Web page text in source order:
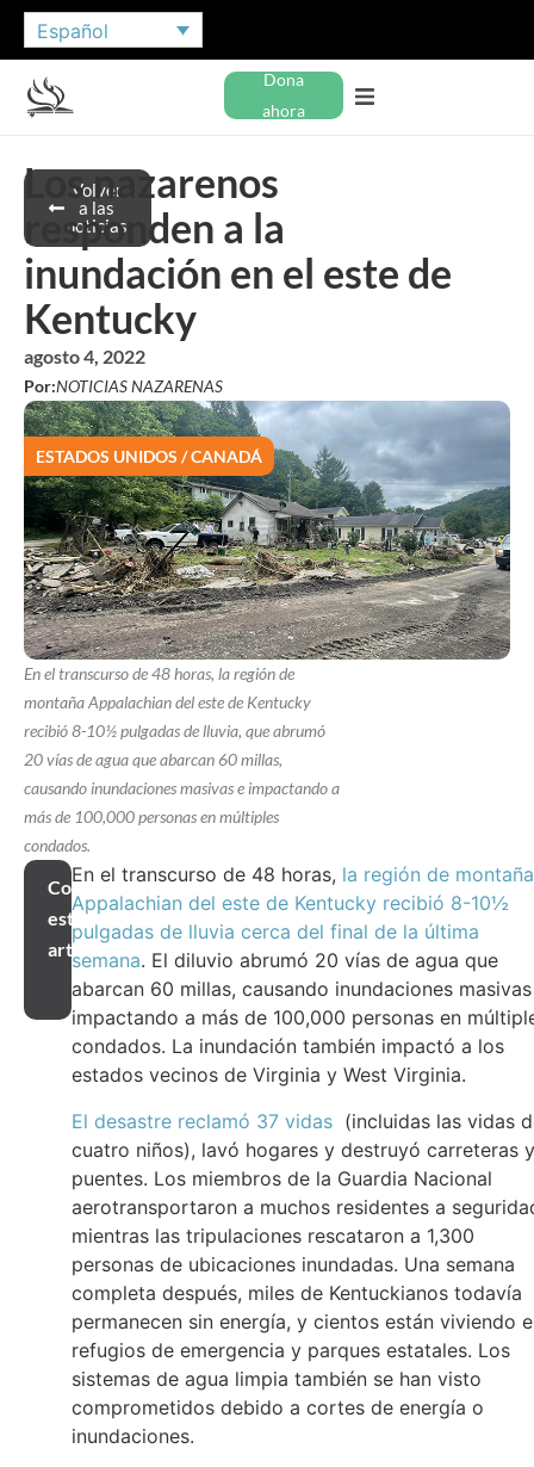
Español
Dona
ahora
Volver
a las
noticias
Los nazarenos
responden a la
inundación en el este de
Kentucky
agosto 4, 2022
Por:NOTICIAS NAZARENAS
ESTADOS UNIDOS / CANADÁ
En el transcurso de 48 horas, la región de
montaña Appalachian del este de Kentucky
recibió 8-10½ pulgadas de lluvia, que abrumó
20 vías de agua que abarcan 60 millas,
causando inundaciones masivas e impactando a
más de 100,000 personas en múltiples
condados.
Compartir
este
artículo
En el transcurso de 48 horas, la región de montaña
Appalachian del este de Kentucky recibió 8-10½
pulgadas de lluvia cerca del final de la última
semana. El diluvio abrumó 20 vías de agua que
abarcan 60 millas, causando inundaciones
impactando a más de 100,000 personas en
condados. La inundación también impactó a los
estados vecinos de Virginia y West Virginia.
El desastre reclamó 37 vidas (incluidas las vidas
cuatro niños), lavó hogares y destruyó carreteras y
puentes. Los miembros de la Guardia Nacional
aerotransportaron a muchos residentes a
mientras las tripulaciones rescataron a 1,300
personas de ubicaciones inundadas. Una semana
completa después, miles de Kentuckianos todavía
permanecen sin energía, y cientos están viviendo
refugios de emergencia y parques estatales. Los
sistemas de agua limpia también se han visto
comprometidos debido a cortes de energía o
inundaciones.